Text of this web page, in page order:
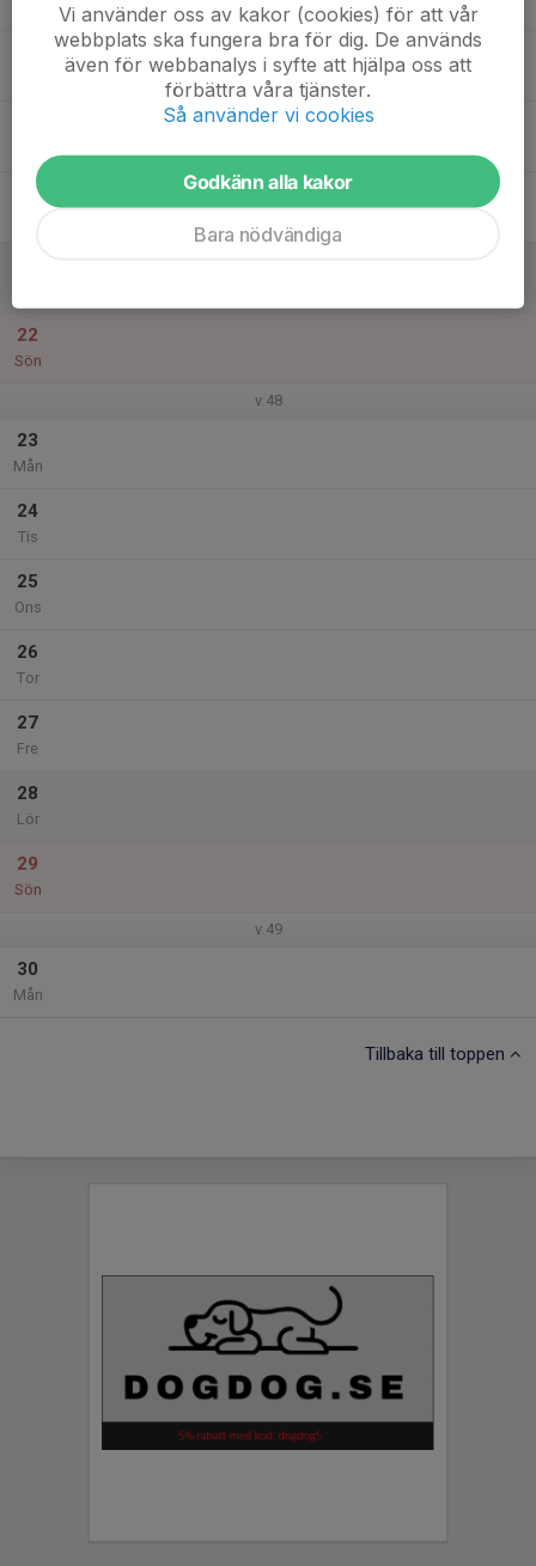
20
22
Sön
v.48
23
Mån
24
Tis
25
Ons
26
Tor
27
Fre
28
Lör
29
Sön
v.49
30
Mån
Tillbaka till toppen
Vi använder oss av kakor (cookies) för att vår
webbplats ska fungera bra för dig. De används
även för webbanalys i syfte att hjälpa oss att
förbättra våra tjänster.
Så använder vi cookies
Godkänn alla kakor
Bara nödvändiga